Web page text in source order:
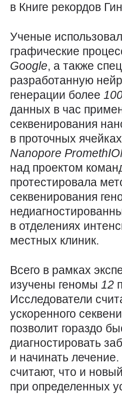
в Книге рекордов
Ученые
графические
Google, а также
разработанную
генерации более
данных в час
секвенирования
в проточных ячейках
Nanopore
над проектом
протестировала
секвенирования
в отделениях
местных клиник.
Всего в рамках
изучены геномы 12
Исследователи
ускоренного
позволит гораздо
диагностировать
и начинать
считают, что и
при определенных